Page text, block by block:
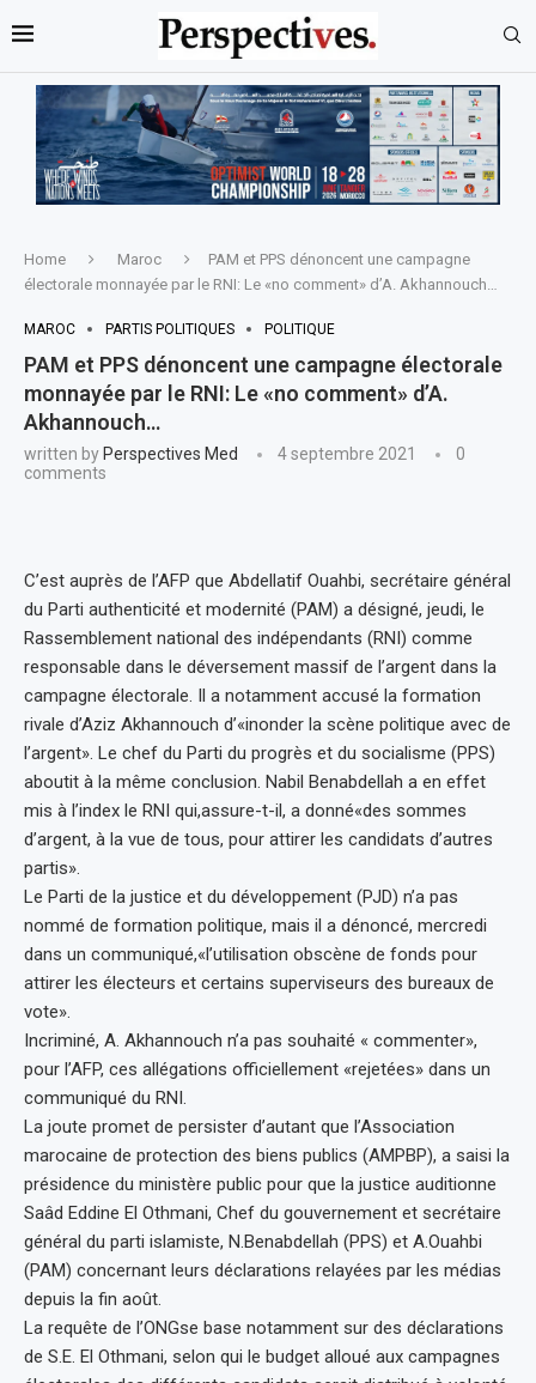
Home Maroc
PAM et PPS dénoncent une campagne
électorale monnayée par le RNI: Le «no comment» d’A. Akhannouch…
MAROC PARTIS POLITIQUES POLITIQUE
PAM et PPS dénoncent une campagne électorale
monnayée par le RNI: Le «no comment» d’A.
Akhannouch…
written by Perspectives Med 4 septembre 2021
0
comments
C’est auprès de l’AFP que Abdellatif Ouahbi, secrétaire général
du Parti authenticité et modernité (PAM) a désigné, jeudi, le
Rassemblement national des indépendants (RNI) comme
responsable dans le déversement massif de l’argent dans la
campagne électorale. Il a notamment accusé la formation
rivale d’Aziz Akhannouch d’«inonder la scène politique avec de
l’argent». Le chef du Parti du progrès et du socialisme (PPS)
aboutit à la même conclusion. Nabil Benabdellah a en effet
mis à l’index le RNI qui,assure-t-il, a donné«des sommes
d’argent, à la vue de tous, pour attirer les candidats d’autres
partis».
Le Parti de la justice et du développement (PJD) n’a pas
nommé de formation politique, mais il a dénoncé, mercredi
dans un communiqué,«l’utilisation obscène de fonds pour
attirer les électeurs et certains superviseurs des bureaux de
vote».
Incriminé, A. Akhannouch n’a pas souhaité « commenter»,
pour l’AFP, ces allégations officiellement «rejetées» dans un
communiqué du RNI.
La joute promet de persister d’autant que l’Association
marocaine de protection des biens publics (AMPBP), a saisi la
présidence du ministère public pour que la justice auditionne
Saâd Eddine El Othmani, Chef du gouvernement et secrétaire
général du parti islamiste, N.Benabdellah (PPS) et A.Ouahbi
(PAM) concernant leurs déclarations relayées par les médias
depuis la fin août.
La requête de l’ONGse base notamment sur des déclarations
de S.E. El Othmani, selon qui le budget alloué aux campagnes